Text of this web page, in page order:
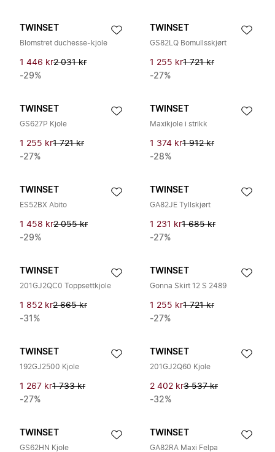
TWINSET
Blomstret duchesse-kjole
1 446 kr2 031 kr
-29%
TWINSET
GS82LQ Bomullsskjørt
1 255 kr1 721 kr
-27%
TWINSET
GS627P Kjole
1 255 kr1 721 kr
-27%
TWINSET
Maxikjole i strikk
1 374 kr1 912 kr
-28%
TWINSET
ES52BX Abito
1 458 kr2 055 kr
-29%
TWINSET
GA82JE Tyllskjørt
1 231 kr1 685 kr
-27%
TWINSET
201GJ2QC0 Toppsettkjole
1 852 kr2 665 kr
-31%
TWINSET
Gonna Skirt 12 S 2489
1 255 kr1 721 kr
-27%
TWINSET
192GJ2500 Kjole
1 267 kr1 733 kr
-27%
TWINSET
201GJ2Q60 Kjole
2 402 kr3 537 kr
-32%
TWINSET
GS62HN Kjole
TWINSET
GA82RA Maxi Felpa